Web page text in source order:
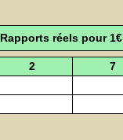
Rapports réels pour 1€
2 7